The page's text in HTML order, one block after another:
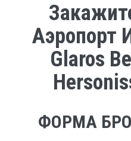
Аэропорт
Glaros
ФОРМА